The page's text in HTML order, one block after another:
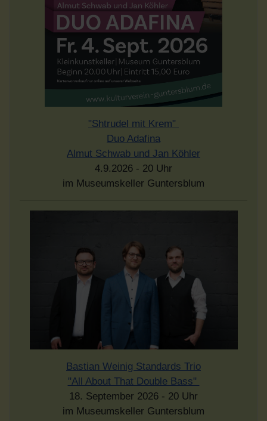
"Shtrudel mit Krem"
Duo Adafina
Almut Schwab und Jan Köhler
4.9.2026 - 20 Uhr
im Museumskeller Guntersblum
Bastian Weinig Standards Trio
"All About That Double Bass"
18. September 2026 - 20 Uhr
im Museumskeller Guntersblum